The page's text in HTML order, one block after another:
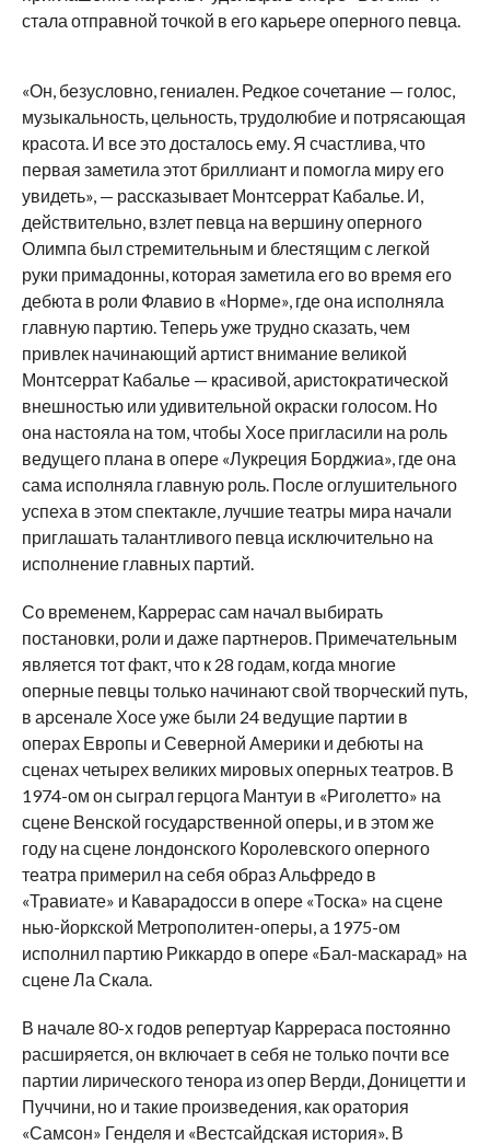
стала отправной точкой в его карьере оперного певца.
«Он, безусловно, гениален. Редкое сочетание — голос,
музыкальность, цельность, трудолюбие и потрясающая
красота. И все это досталось ему. Я счастлива, что
первая заметила этот бриллиант и помогла миру его
увидеть», — рассказывает Монтсеррат Кабалье. И,
действительно, взлет певца на вершину оперного
Олимпа был стремительным и блестящим с легкой
руки примадонны, которая заметила его во время его
дебюта в роли Флавио в «Норме», где она исполняла
главную партию. Теперь уже трудно сказать, чем
привлек начинающий артист внимание великой
Монтсеррат Кабалье — красивой, аристократической
внешностью или удивительной окраски голосом. Но
она настояла на том, чтобы Хосе пригласили на роль
ведущего плана в опере «Лукреция Борджиа», где она
сама исполняла главную роль. После оглушительного
успеха в этом спектакле, лучшие театры мира начали
приглашать талантливого певца исключительно на
исполнение главных партий.
Со временем, Каррерас сам начал выбирать
постановки, роли и даже партнеров. Примечательным
является тот факт, что к 28 годам, когда многие
оперные певцы только начинают свой творческий путь,
в арсенале Хосе уже были 24 ведущие партии в
операх Европы и Северной Америки и дебюты на
сценах четырех великих мировых оперных театров. В
1974-ом он сыграл герцога Мантуи в «Риголетто» на
сцене Венской государственной оперы, и в этом же
году на сцене лондонского Королевского оперного
театра примерил на себя образ Альфредо в
«Травиате» и Каварадосси в опере «Тоска» на сцене
нью-йоркской Метрополитен-оперы, а 1975-ом
исполнил партию Риккардо в опере «Бал-маскарад» на
сцене Ла Скала.
В начале 80-х годов репертуар Каррераса постоянно
расширяется, он включает в себя не только почти все
партии лирического тенора из опер Верди, Доницетти и
Пуччини, но и такие произведения, как оратория
«Самсон» Генделя и «Вестсайдская история». В